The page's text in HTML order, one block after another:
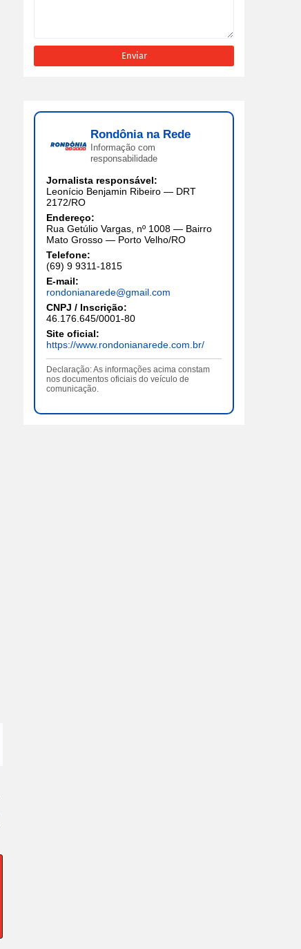
Rondônia na Rede
Informação com
responsabilidade
Jornalista responsável:
Leonício Benjamin Ribeiro — DRT
2172/RO
Endereço:
Rua Getúlio Vargas, nº 1008 — Bairro
Mato Grosso — Porto Velho/RO
Telefone:
(69) 9 9311-1815
E-mail:
rondonianarede@gmail.com
CNPJ / Inscrição:
46.176.645/0001-80
Site oficial:
https://www.rondonianarede.com.br/
Declaração: As informações acima constam
nos documentos oficiais do veículo de
comunicação.